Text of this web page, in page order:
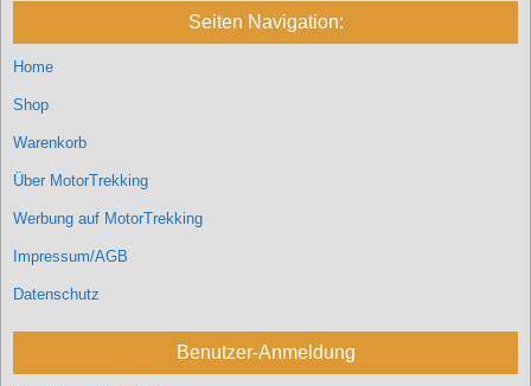
Seiten Navigation:
Home
Shop
Warenkorb
Über MotorTrekking
Werbung auf MotorTrekking
Impressum/AGB
Datenschutz
Benutzer-Anmeldung